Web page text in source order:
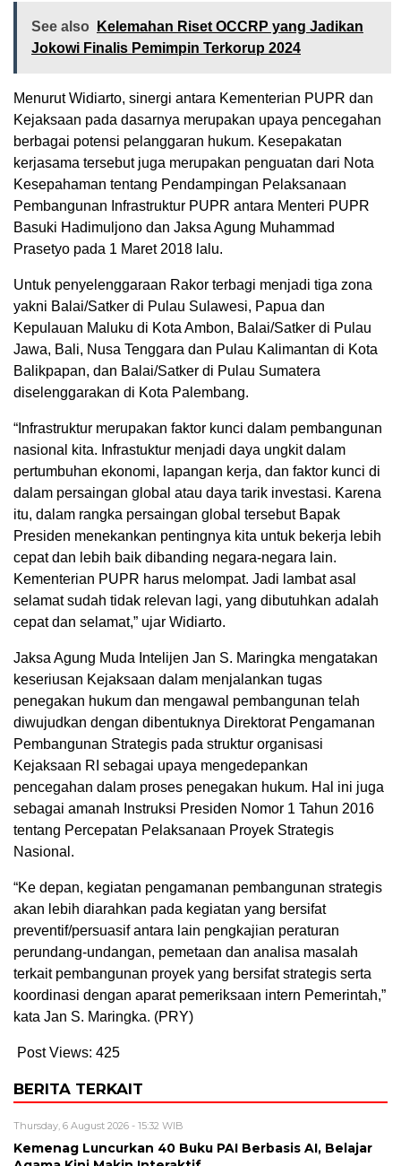
See also
Kelemahan Riset OCCRP yang Jadikan
Jokowi Finalis Pemimpin Terkorup 2024
Menurut Widiarto, sinergi antara Kementerian PUPR dan
Kejaksaan pada dasarnya merupakan upaya pencegahan
berbagai potensi pelanggaran hukum. Kesepakatan
kerjasama tersebut juga merupakan penguatan dari Nota
Kesepahaman tentang Pendampingan Pelaksanaan
Pembangunan Infrastruktur PUPR antara Menteri PUPR
Basuki Hadimuljono dan Jaksa Agung Muhammad
Prasetyo pada 1 Maret 2018 lalu.
Untuk penyelenggaraan Rakor terbagi menjadi tiga zona
yakni Balai/Satker di Pulau Sulawesi, Papua dan
Kepulauan Maluku di Kota Ambon, Balai/Satker di Pulau
Jawa, Bali, Nusa Tenggara dan Pulau Kalimantan di Kota
Balikpapan, dan Balai/Satker di Pulau Sumatera
diselenggarakan di Kota Palembang.
“Infrastruktur merupakan faktor kunci dalam pembangunan
nasional kita. Infrastuktur menjadi daya ungkit dalam
pertumbuhan ekonomi, lapangan kerja, dan faktor kunci di
dalam persaingan global atau daya tarik investasi. Karena
itu, dalam rangka persaingan global tersebut Bapak
Presiden menekankan pentingnya kita untuk bekerja lebih
cepat dan lebih baik dibanding negara-negara lain.
Kementerian PUPR harus melompat. Jadi lambat asal
selamat sudah tidak relevan lagi, yang dibutuhkan adalah
cepat dan selamat,” ujar Widiarto.
Jaksa Agung Muda Intelijen Jan S. Maringka mengatakan
keseriusan Kejaksaan dalam menjalankan tugas
penegakan hukum dan mengawal pembangunan telah
diwujudkan dengan dibentuknya Direktorat Pengamanan
Pembangunan Strategis pada struktur organisasi
Kejaksaan RI sebagai upaya mengedepankan
pencegahan dalam proses penegakan hukum. Hal ini juga
sebagai amanah Instruksi Presiden Nomor 1 Tahun 2016
tentang Percepatan Pelaksanaan Proyek Strategis
Nasional.
“Ke depan, kegiatan pengamanan pembangunan strategis
akan lebih diarahkan pada kegiatan yang bersifat
preventif/persuasif antara lain pengkajian peraturan
perundang-undangan, pemetaan dan analisa masalah
terkait pembangunan proyek yang bersifat strategis serta
koordinasi dengan aparat pemeriksaan intern Pemerintah,”
kata Jan S. Maringka. (PRY)
Post Views: 425
BERITA TERKAIT
Thursday, 6 August 2026 - 15:32 WIB
Kemenag Luncurkan 40 Buku PAI Berbasis AI, Belajar